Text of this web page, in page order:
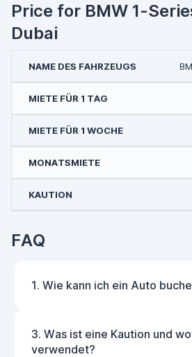
Price for BMW 1-
Dubai
FAQ
1. Wie kann ich ein Auto
3. Was ist eine Kaution und
verwendet?